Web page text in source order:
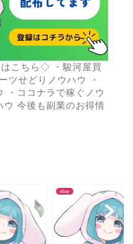
こちら◇ ・駿河屋買
ツせどりノウハウ ・
・ココナラで稼ぐノウ
今後も副業のお得情
ebay